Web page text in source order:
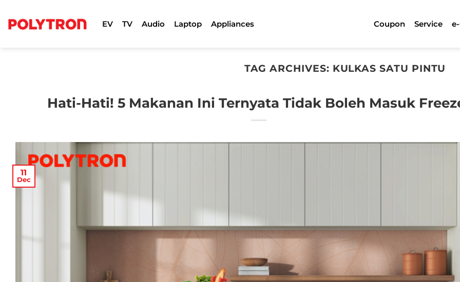
content
EV TV Audio Laptop Appliances Coupon Service
TAG ARCHIVES: KULKAS SATU PINTU
Hati-Hati! 5 Makanan Ini Ternyata Tidak Boleh Masuk
11
Dec